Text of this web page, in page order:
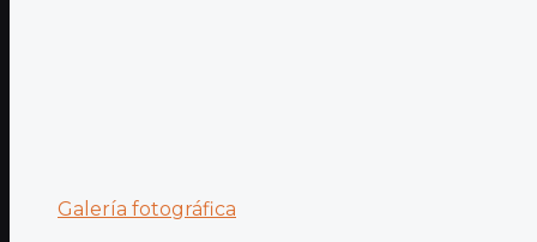
Galería fotográfica